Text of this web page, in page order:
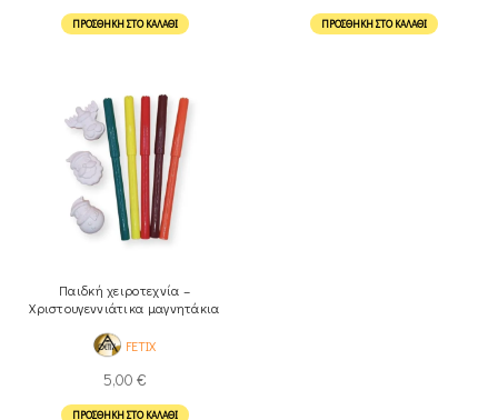
ΠΡΟΣΘΉΚΗ ΣΤΟ ΚΑΛΆΘΙ ΠΡΟΣΘΉΚΗ ΣΤΟ ΚΑΛΆΘΙ
Παιδκή χειροτεχνία –
Χριστουγεννιάτικα μαγνητάκια
FETIX
5,00 €
ΠΡΟΣΘΉΚΗ ΣΤΟ ΚΑΛΆΘΙ